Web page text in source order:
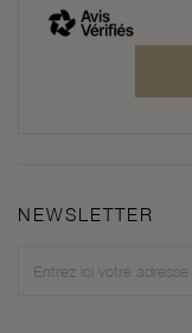
NEWSLETTER